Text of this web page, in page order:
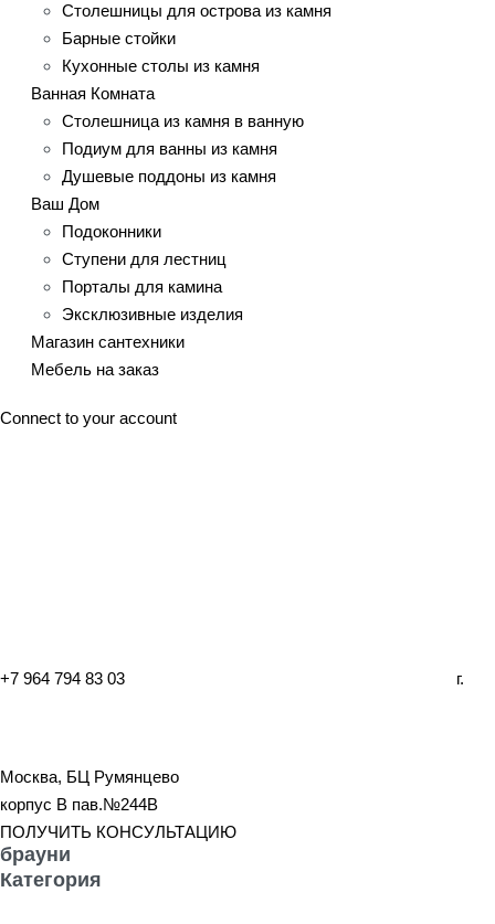
Столешницы для острова из камня
Барные стойки
Кухонные столы из камня
Ванная Комната
Столешница из камня в ванную
Подиум для ванны из камня
Душевые поддоны из камня
Ваш Дом
Подоконники
Ступени для лестниц
Порталы для камина
Эксклюзивные изделия
Магазин сантехники
Мебель на заказ
Connect to your account
+7 964 794 83 03 г.
Москва, БЦ Румянцево
корпус B пав.№244B
ПОЛУЧИТЬ КОНСУЛЬТАЦИЮ
брауни
Категория